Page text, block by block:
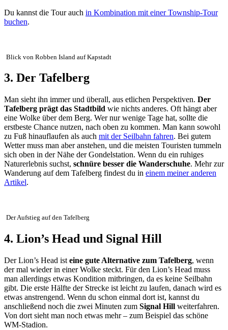
Du kannst die Tour auch in Kombination mit einer Township-Tour
buchen.
Blick von Robben Island auf Kapstadt
3. Der Tafelberg
Man sieht ihn immer und überall, aus etlichen Perspektiven. Der
Tafelberg prägt das Stadtbild wie nichts anderes. Oft hängt aber
eine Wolke über dem Berg. Wer nur wenige Tage hat, sollte die
erstbeste Chance nutzen, nach oben zu kommen. Man kann sowohl
zu Fuß hinauflaufen als auch mit der Seilbahn fahren. Bei gutem
Wetter muss man aber anstehen, und die meisten Touristen tummeln
sich oben in der Nähe der Gondelstation. Wenn du ein ruhiges
Naturerlebnis suchst, schnüre besser die Wanderschuhe. Mehr zur
Wanderung auf dem Tafelberg findest du in einem meiner anderen
Artikel.
Der Aufstieg auf den Tafelberg
4. Lion’s Head und Signal Hill
Der Lion’s Head ist eine gute Alternative zum Tafelberg, wenn
der mal wieder in einer Wolke steckt. Für den Lion’s Head muss
man allerdings etwas Kondition mitbringen, da es keine Seilbahn
gibt. Die erste Hälfte der Strecke ist leicht zu laufen, danach wird es
etwas anstrengend. Wenn du schon einmal dort ist, kannst du
anschließend noch die zwei Minuten zum Signal Hill weiterfahren.
Von dort sieht man noch etwas mehr – zum Beispiel das schöne
WM-Stadion.